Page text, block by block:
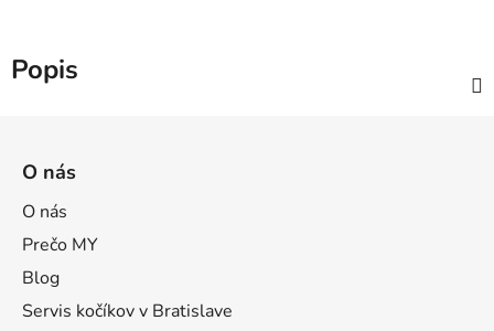
Popis
O nás
O nás
Prečo MY
Blog
Servis kočíkov v Bratislave